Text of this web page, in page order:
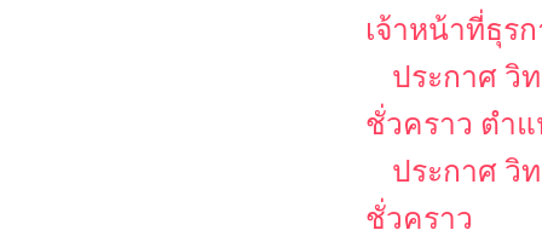
เจ้าหน้าที่ธุร
ประกาศ วิ
ชั่วคราว ตำ
ประกาศ วิ
ชั่วคราว